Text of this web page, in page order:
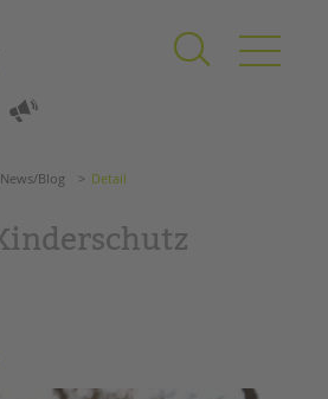
News/Blog Detail